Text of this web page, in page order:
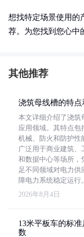
想找特定场景使用的
荐。为您找到您心中
其他推荐
浇筑母线槽的特
本文详细介绍了浇筑
应用领域。其特点包
机械、防火和防护性
广泛用于商业建筑、
和数据中心等场所，
足不同领域对电力供
障电力系统稳定运行。
2026年8月4日
13米平板车的标
数